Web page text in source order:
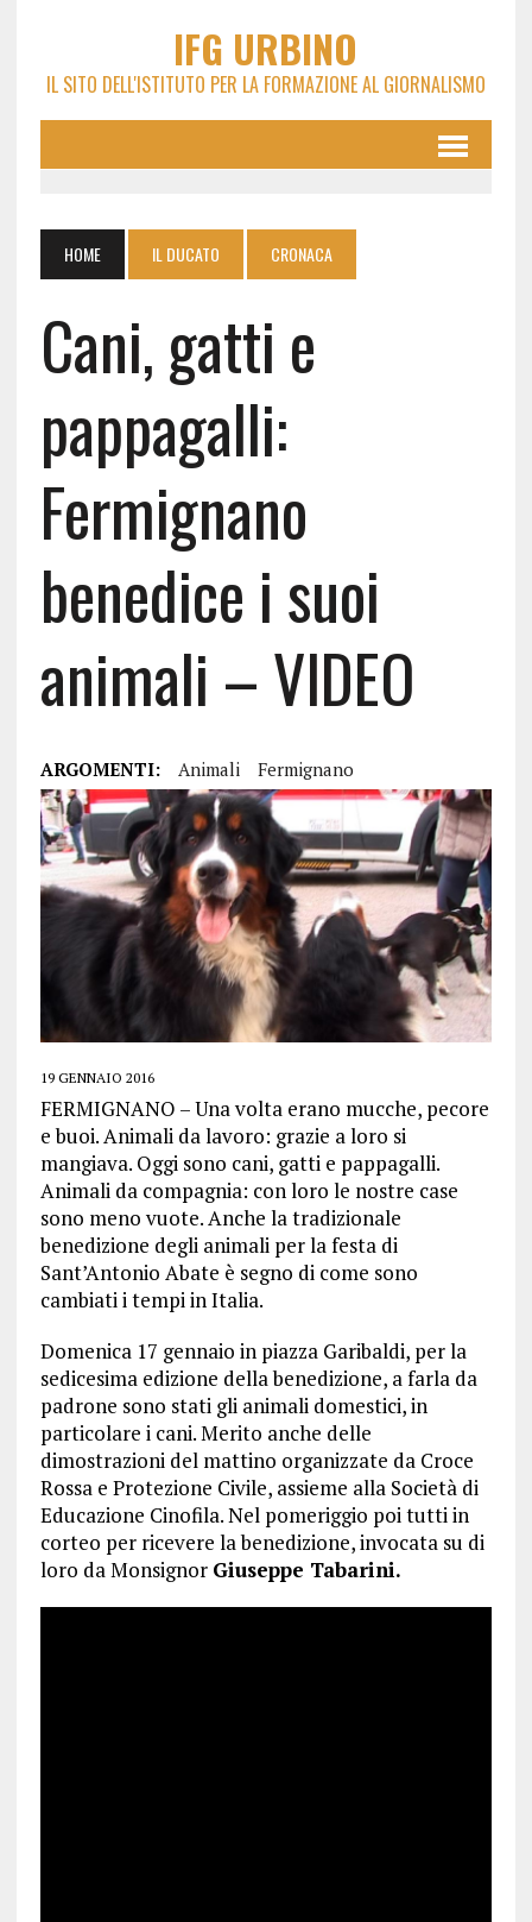
IFG URBINO
IL SITO DELL'ISTITUTO PER LA FORMAZIONE AL GIORNALISMO
HOME IL DUCATO CRONACA
Cani, gatti e
pappagalli:
Fermignano
benedice i suoi
animali – VIDEO
ARGOMENTI: Animali Fermignano
19 GENNAIO 2016
FERMIGNANO – Una volta erano mucche, pecore
e buoi. Animali da lavoro: grazie a loro si
mangiava. Oggi sono cani, gatti e pappagalli.
Animali da compagnia: con loro le nostre case
sono meno vuote. Anche la tradizionale
benedizione degli animali per la festa di
Sant’Antonio Abate è segno di come sono
cambiati i tempi in Italia.
Domenica 17 gennaio in piazza Garibaldi, per la
sedicesima edizione della benedizione, a farla da
padrone sono stati gli animali domestici, in
particolare i cani. Merito anche delle
dimostrazioni del mattino organizzate da Croce
Rossa e Protezione Civile, assieme alla Società di
Educazione Cinofila. Nel pomeriggio poi tutti in
corteo per ricevere la benedizione, invocata su di
loro da Monsignor Giuseppe Tabarini.